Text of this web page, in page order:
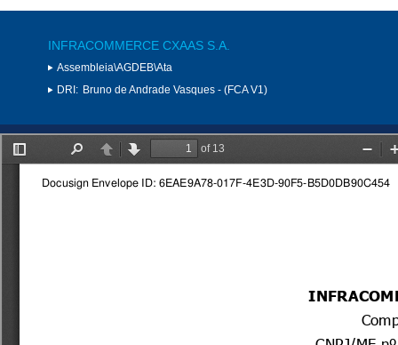
INFRACOMMERCE CXAAS S.A.
Assembleia\AGDEB\Ata
DRI: Bruno de Andrade Vasques - (FCA V1)